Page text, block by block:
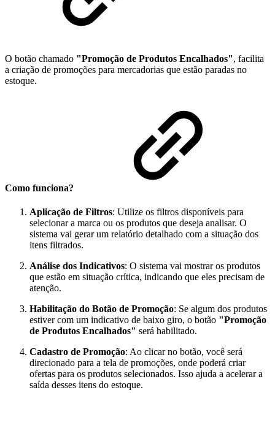
O botão chamado "Promoção de Produtos Encalhados", facilita
a criação de promoções para mercadorias que estão paradas no
estoque.
Como funciona?
Aplicação de Filtros: Utilize os filtros disponíveis para
selecionar a marca ou os produtos que deseja analisar. O
sistema vai gerar um relatório detalhado com a situação dos
itens filtrados.
Análise dos Indicativos: O sistema vai mostrar os produtos
que estão em situação crítica, indicando que eles precisam de
atenção.
Habilitação do Botão de Promoção: Se algum dos produtos
estiver com um indicativo de baixo giro, o botão "Promoção
de Produtos Encalhados" será habilitado.
Cadastro de Promoção: Ao clicar no botão, você será
direcionado para a tela de promoções, onde poderá criar
ofertas para os produtos selecionados. Isso ajuda a acelerar a
saída desses itens do estoque.